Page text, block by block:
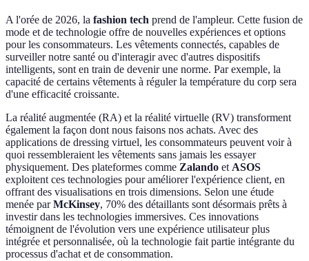
A l'orée de 2026, la fashion tech prend de l'ampleur. Cette fusion de
mode et de technologie offre de nouvelles expériences et options
pour les consommateurs. Les vêtements connectés, capables de
surveiller notre santé ou d'interagir avec d'autres dispositifs
intelligents, sont en train de devenir une norme. Par exemple, la
capacité de certains vêtements à réguler la température du corp sera
d'une efficacité croissante.
La réalité augmentée (RA) et la réalité virtuelle (RV) transforment
également la façon dont nous faisons nos achats. Avec des
applications de dressing virtuel, les consommateurs peuvent voir à
quoi ressembleraient les vêtements sans jamais les essayer
physiquement. Des plateformes comme Zalando et ASOS
exploitent ces technologies pour améliorer l'expérience client, en
offrant des visualisations en trois dimensions. Selon une étude
menée parMcKinsey, 70% des détaillants sont désormais prêts à
investir dans les technologies immersives. Ces innovations
témoignent de l'évolution vers une expérience utilisateur plus
intégrée et personnalisée, où la technologie fait partie intégrante du
processus d'achat et de consommation.